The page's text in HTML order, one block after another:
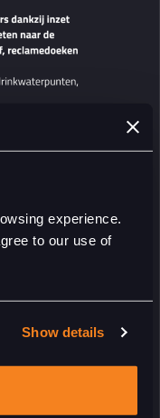
experience.
to our use of
Show details